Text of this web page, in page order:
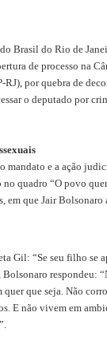
Brasil do Rio de
de processo na
por quebra de
o deputado por
mandato e a ação
quadro “O povo
em que Jair Bolsonaro
Gil: “Se seu filho se
Bolsonaro respondeu:
que seja. Não
E não vivem em